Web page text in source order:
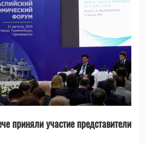
приняли участие представители